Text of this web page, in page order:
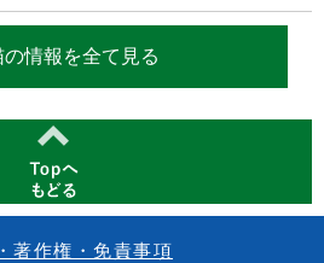
の情報を全て見る
著作権・免責事項